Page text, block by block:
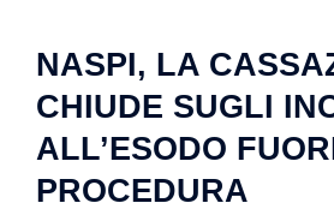
NASPI, LA
CHIUDE SUGLI
ALL’ESODO
PROCEDURA